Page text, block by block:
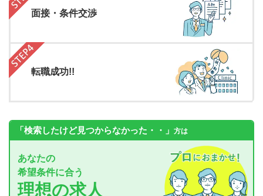
面接・条件交渉
転職成功!!
「検索したけど見つからなかった・・」 方は
あなたの
希望条件に合う
理想の求人